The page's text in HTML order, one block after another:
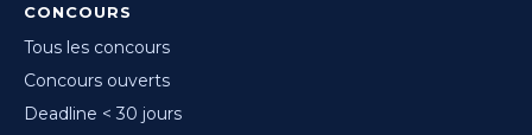
CONCOURS
Tous les concours
Concours ouverts
Deadline < 30 jours